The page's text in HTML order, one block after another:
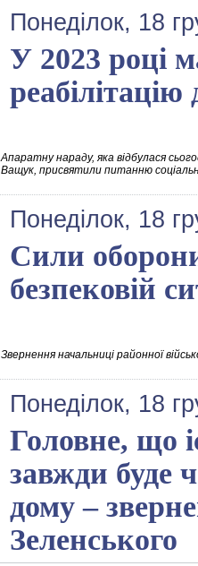
Понеділок, 18
У 2023 році
реабілітацію
Апаратну нараду, яка відбулася
Ващук, присвятили питанню
Понеділок, 18
Сили
безпековій
Звернення начальниці районної
Понеділок, 18
Головне, що
завжди буде
дому –
Зеленського